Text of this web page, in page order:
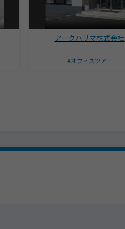
アークハリマ株式会社
オフィスツアー